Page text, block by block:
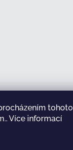
tohoto
Více informací